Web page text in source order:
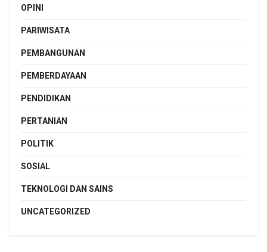
OPINI
PARIWISATA
PEMBANGUNAN
PEMBERDAYAAN
PENDIDIKAN
PERTANIAN
POLITIK
SOSIAL
TEKNOLOGI DAN SAINS
UNCATEGORIZED